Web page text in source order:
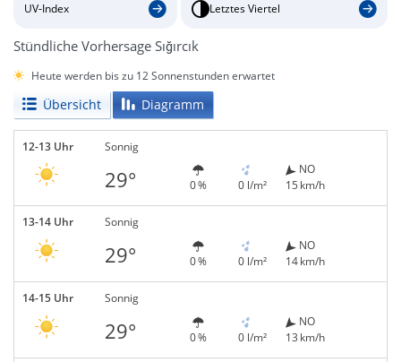
UV-Index Letztes Viertel
Stündliche Vorhersage Sığırcık
Heute werden bis zu 12 Sonnenstunden erwartet
Übersicht Diagramm
12-13 Uhr Sonnig
29° 0 % 0 l/m²
NO
15 km/h
13-14 Uhr Sonnig
29° 0 % 0 l/m²
NO
14 km/h
14-15 Uhr Sonnig
29° 0 % 0 l/m²
NO
13 km/h